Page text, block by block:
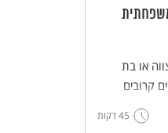
או בת
קרובים
בינם
45 דקות